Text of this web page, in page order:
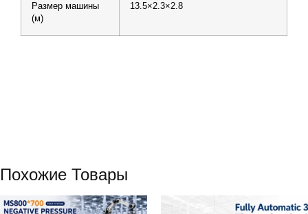
Размер машины
(м)
13.5×2.3×2.8
Похожие Товары